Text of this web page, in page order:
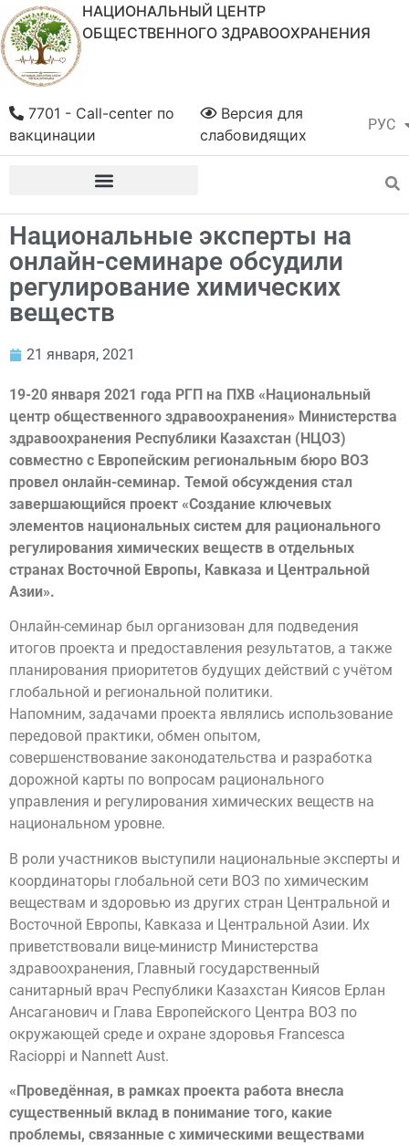
НАЦИОНАЛЬНЫЙ ЦЕНТР
ОБЩЕСТВЕННОГО ЗДРАВООХРАНЕНИЯ
РУС
ҚАЗ
Версия для
слабовидящих
7701 - Call-center по
вакцинации
Национальные эксперты на
онлайн-семинаре обсудили
регулирование химических
веществ
21 января, 2021
19-20 января 2021 года РГП на ПХВ «Национальный
центр общественного здравоохранения» Министерства
здравоохранения Республики Казахстан (НЦОЗ)
совместно с Европейским региональным бюро ВОЗ
провел онлайн-семинар. Темой обсуждения стал
завершающийся проект «Создание ключевых
элементов национальных систем для рационального
регулирования химических веществ в отдельных
странах Восточной Европы, Кавказа и Центральной
Азии».
Онлайн-семинар был организован для подведения
итогов проекта и предоставления результатов, а также
планирования приоритетов будущих действий с учётом
глобальной и региональной политики.
Напомним, задачами проекта являлись использование
передовой практики, обмен опытом,
совершенствование законодательства и разработка
дорожной карты по вопросам рационального
управления и регулирования химических веществ на
национальном уровне.
В роли участников выступили национальные эксперты и
координаторы глобальной сети ВОЗ по химическим
веществам и здоровью из других стран Центральной и
Восточной Европы, Кавказа и Центральной Азии. Их
приветствовали вице-министр Министерства
здравоохранения, Главный государственный
санитарный врач Республики Казахстан Киясов Ерлан
Ансаганович и Глава Европейского Центра ВОЗ по
окружающей среде и охране здоровья Francesca
Racioppi и Nannett Aust.
«Проведённая, в рамках проекта работа внесла
существенный вклад в понимание того, какие
проблемы, связанные с химическими веществами